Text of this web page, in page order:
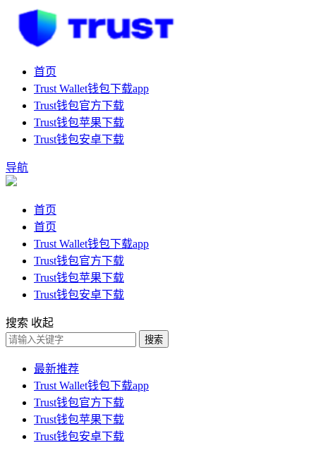
首页
Trust Wallet钱包下载app
Trust钱包官方下载
Trust钱包苹果下载
Trust钱包安卓下载
导航
首页
首页
Trust Wallet钱包下载app
Trust钱包官方下载
Trust钱包苹果下载
Trust钱包安卓下载
搜索 收起
搜索
最新推荐
Trust Wallet钱包下载app
Trust钱包官方下载
Trust钱包苹果下载
Trust钱包安卓下载